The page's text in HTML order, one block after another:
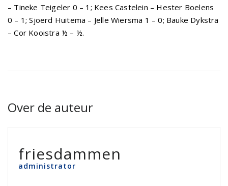
– Tineke Teigeler 0 – 1; Kees Castelein – Hester Boelens
0 – 1; Sjoerd Huitema – Jelle Wiersma 1 – 0; Bauke Dykstra
– Cor Kooistra ½ – ½.
Over de auteur
friesdammen
administrator